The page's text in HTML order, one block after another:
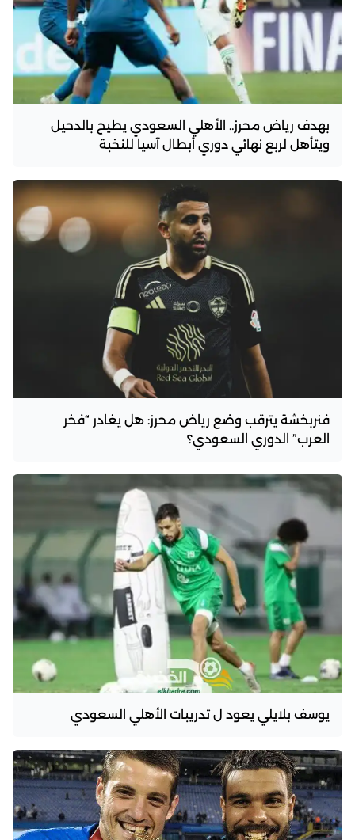
بهدف رياض محرز.. الأهلي السعودي يطيح بالدحيل
ويتأهل لربع نهائي دوري أبطال آسيا للنخبة
فنربخشة يترقب وضع رياض محرز: هل يغادر “فخر
العرب” الدوري السعودي؟
يوسف بلايلي يعود ل تدريبات الأهلي السعودي